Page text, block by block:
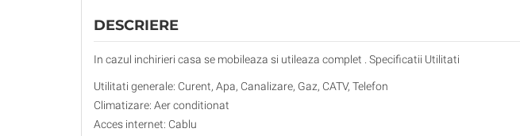
DESCRIERE
In cazul inchirieri casa se mobileaza si utileaza complet . Specificatii Utilitati
Utilitati generale: Curent, Apa, Canalizare, Gaz, CATV, Telefon
Climatizare: Aer conditionat
Acces internet: Cablu